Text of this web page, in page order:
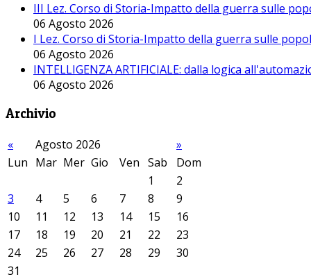
III Lez. Corso di Storia-Impatto della guerra sulle
06 Agosto 2026
I Lez. Corso di Storia-Impatto della guerra sulle
06 Agosto 2026
INTELLIGENZA ARTIFICIALE: dalla logica
06 Agosto 2026
Archivio
« Agosto 2026
»
Lun Mar Mer Gio Ven Sab
Dom
1
2
3
4 5 6 7 8
9
10
11 12 13 14 15
16
17
18 19 20 21 22
23
24
25 26 27 28 29
30
31